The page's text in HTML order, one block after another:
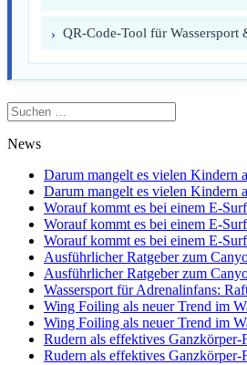
QR-Code-Tool für Wassersport
Suchen
nach:
News
Darum mangelt es vielen Kindern
Darum mangelt es vielen Kindern
Worauf kommt es bei einem E-
Worauf kommt es bei einem E-
Worauf kommt es bei einem E-
Ausführlicher Ratgeber zum
Ausführlicher Ratgeber zum
Wassersport für Adrenalinfans:
Wing Foiling als neuer Trend im
Wing Foiling als neuer Trend im
Rudern als effektives Ganzkörper-
Rudern als effektives Ganzkörper-